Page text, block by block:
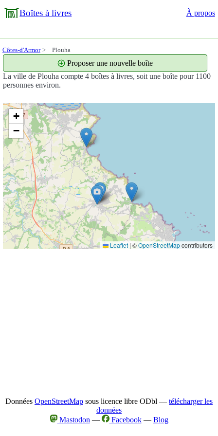
Boîtes à livres À propos
Côtes-d'Armor Plouha
La ville de Plouha compte 4 boîtes à livres, soit une boîte pour 1100
personnes environ.
Proposer une nouvelle boîte
+
−
Leaflet | ©OpenStreetMapcontributors
Données OpenStreetMap sous licence libre ODbl — télécharger les
données
Mastodon — Facebook— Blog